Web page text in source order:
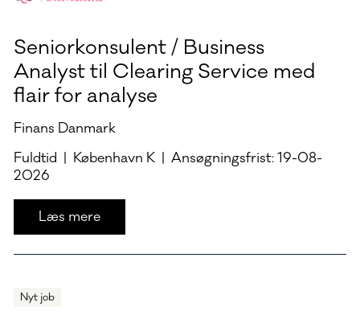
Seniorkonsulent / Business
Analyst til Clearing Service med
flair for analyse
Finans Danmark
Fuldtid | København K | Ansøgningsfrist: 19-08-
2026
Læs mere
Nyt job